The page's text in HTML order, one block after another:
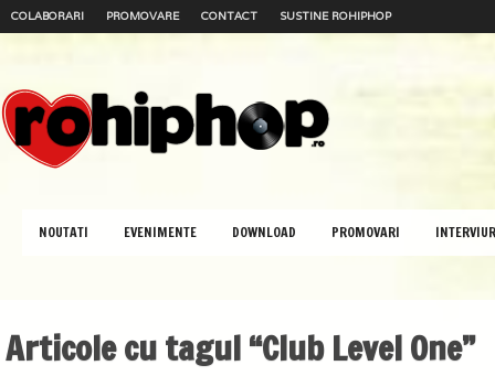
COLABORARI PROMOVARE CONTACT SUSTINE ROHIPHOP
NOUTATI EVENIMENTE DOWNLOAD PROMOVARI
Articole cu tagul “Club Level One”